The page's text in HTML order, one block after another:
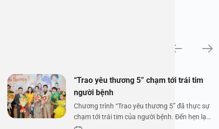
“Trao yêu thương 5” chạm tới trái tim
người bệnh
Chương trình “Trao yêu thương 5” đã thực sự
chạm tới trái tim của người bệnh. Đến hẹn lại